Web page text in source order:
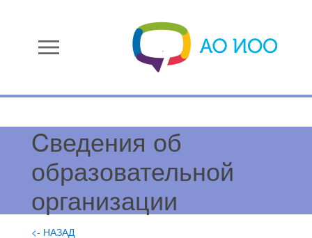
menu
Cведения об
образовательной
организации
<- НАЗАД